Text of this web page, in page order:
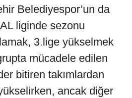
Belediyespor’un da
liginde sezonu
3.lige yükselmek
mücadele edilen
bitiren takımlardan
ancak diğer